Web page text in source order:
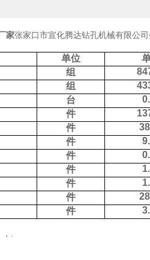
家张家口市宣化腾达钻孔机械有限公司
单位
组
组
台
件
件
件
件
件
件
件
件
.